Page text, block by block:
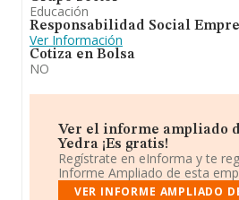
Educación
Responsabilidad Social
Ver Información
Cotiza en Bolsa
NO
Ver el informe ampliado
Yedra ¡Es gratis!
Regístrate en eInforma y te
Informe Ampliado de esta
VER INFORME AMPLIADO